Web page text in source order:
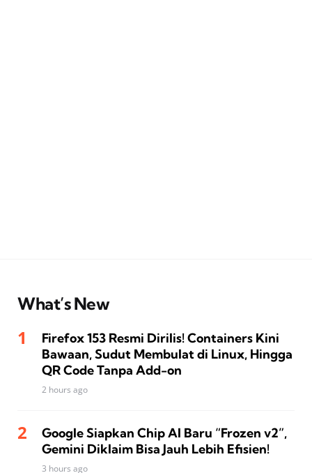
What’s New
Firefox 153 Resmi Dirilis! Containers Kini
Bawaan, Sudut Membulat di Linux, Hingga
QR Code Tanpa Add-on
2 hours ago
Google Siapkan Chip AI Baru “Frozen v2”,
Gemini Diklaim Bisa Jauh Lebih Efisien!
3 hours ago